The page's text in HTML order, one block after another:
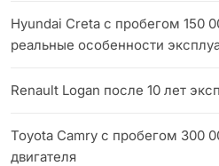
Hyundai Creta с пробегом 150
реальные особенности
Renault Logan после 10 лет
Toyota Camry с пробегом 300
двигателя